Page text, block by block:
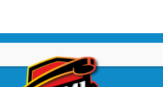
Skip
content